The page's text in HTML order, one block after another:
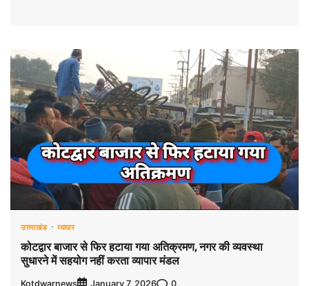
उत्तराखंड व्यापार
कोटद्वार बाजार से फिर हटाया गया अतिक्रमण, नगर की व्यवस्था
सुधारने में सहयोग नहीं करता व्यापार मंडल
Kotdwarnews January 7, 2026 0